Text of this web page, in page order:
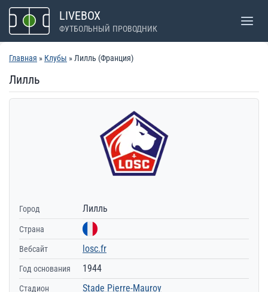
Перейти
содержимому
LIVEBOX
ФУТБОЛЬНЫЙ ПРОВОДНИК
Главная » Клубы » Лилль (Франция)
Лилль
Город Лилль
Страна
Вебсайт losc.fr
Год основания 1944
Стадион Stade Pierre-Mauroy